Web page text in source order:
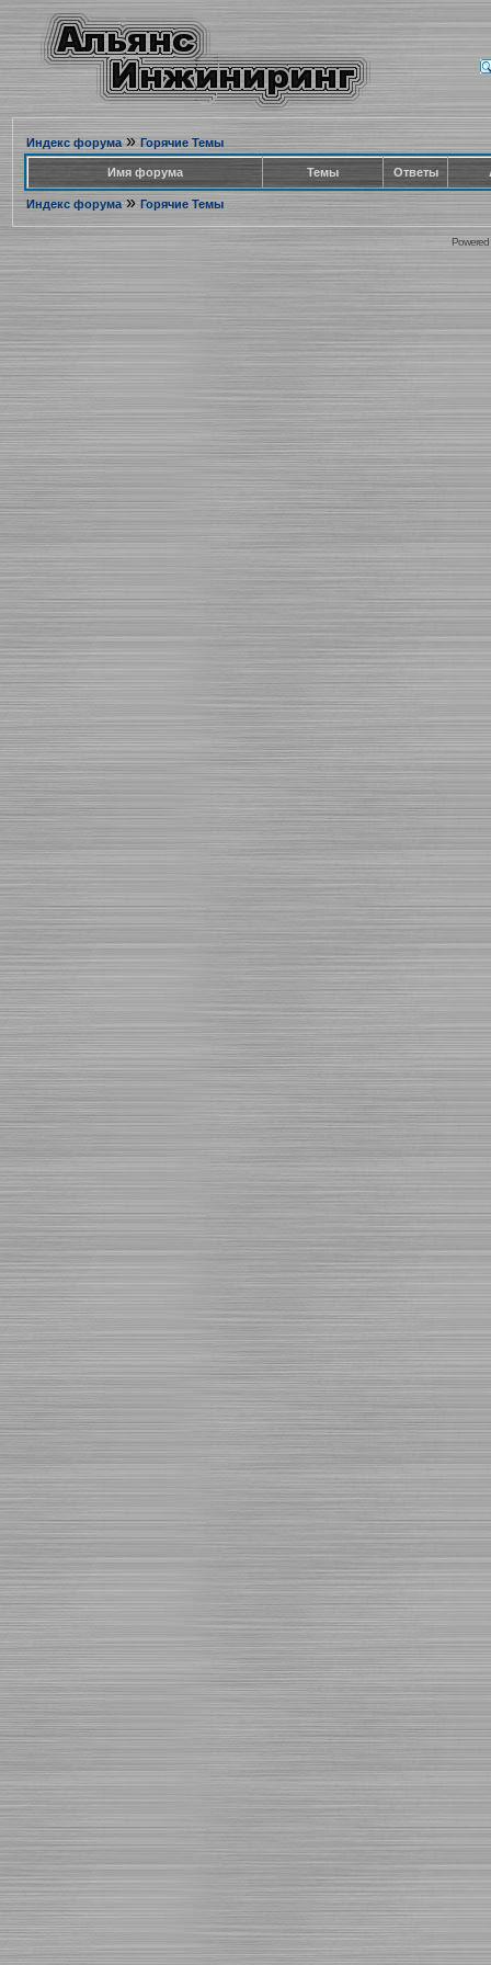
Индекс форума» Горячие Темы
Имя форума Темы Ответы
Индекс форума» Горячие Темы